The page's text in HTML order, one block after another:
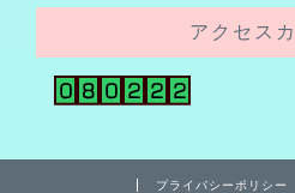
アクセス
プライバシーポリシー